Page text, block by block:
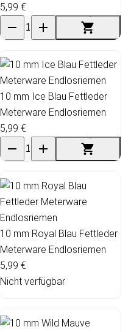
5,99 €
10 mm Ice Blau Fettleder
Meterware Endlosriemen
5,99 €
10 mm Royal Blau Fettleder
Meterware Endlosriemen
5,99 €
Nicht verfügbar